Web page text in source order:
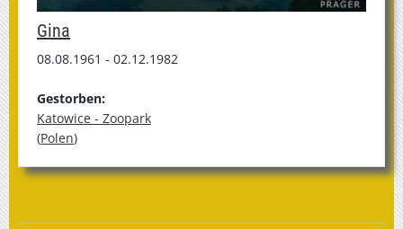
Gina
08.08.1961 - 02.12.1982
Gestorben:
Katowice - Zoopark
(Polen)